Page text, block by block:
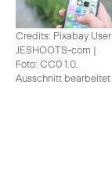
Credits: Pixabay User
JESHOOTS-com |
Foto: CC0 1.0,
Ausschnitt bearbeitet